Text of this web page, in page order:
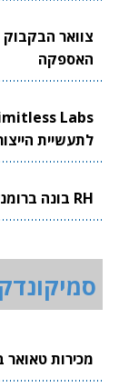
האספקה
לתעשיית
RH בונה ברומניה תשתית ייצור ביטחוני ישראלית
מכירות טאואר